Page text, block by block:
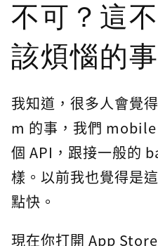
不可？這
該煩惱的
我知道，很多人會覺
m 的事，我們
個 API，跟接一般的
樣。以前我也覺得是
點快。
現在你打開 App